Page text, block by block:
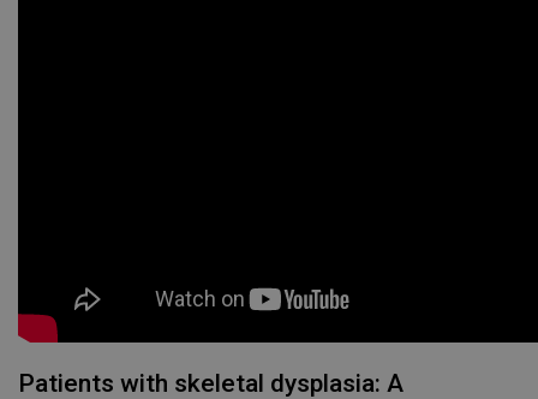
Patients with skeletal dysplasia: A